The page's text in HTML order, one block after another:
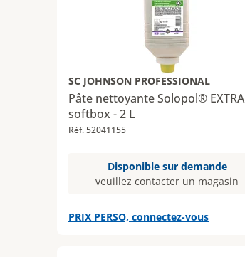
SC JOHNSON PROFESSIONAL
Pâte nettoyante Solopol® EXTRA
softbox - 2 L
Réf. 52041155
Disponible sur demande
veuillez contacter un magasin
PRIX PERSO, connectez-vous